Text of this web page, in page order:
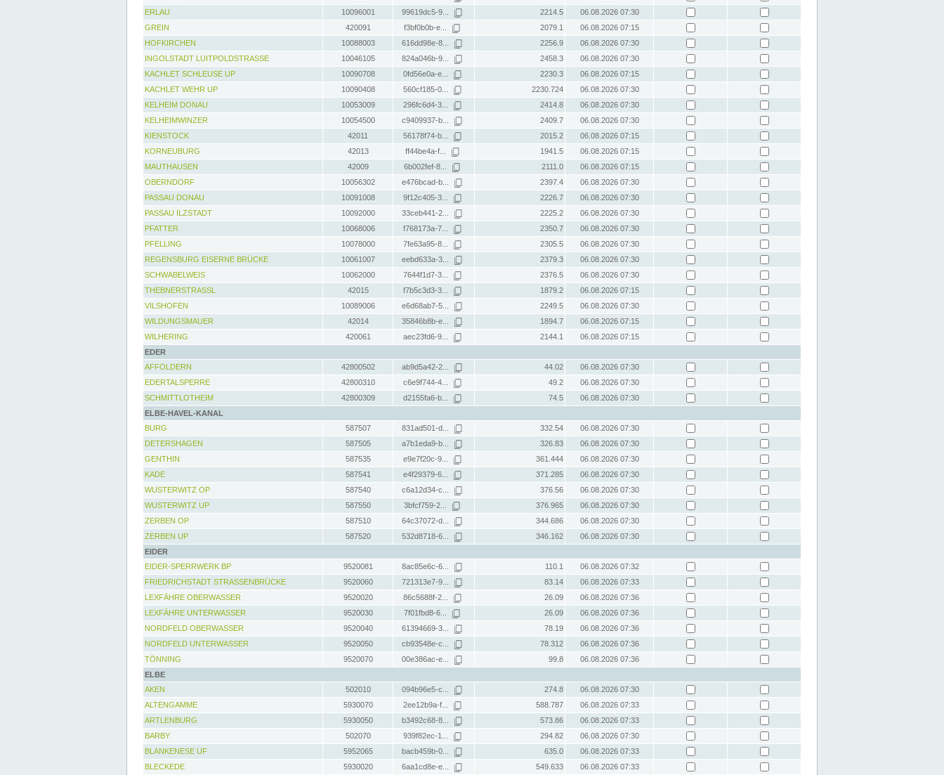
ERLAU
10096001 99619dc5-9... 2214.5
06.08.2026 07:30
GREIN
420091 f3bf0b0b-e... 2079.1
06.08.2026 07:15
HOFKIRCHEN
10088003 616dd98e-8... 2256.9
06.08.2026 07:30
INGOLSTADT LUITPOLDSTRASSE
10046105 824a046b-9... 2458.3
06.08.2026 07:30
KACHLET SCHLEUSE UP
10090708 0fd56e0a-e... 2230.3
06.08.2026 07:15
KACHLET WEHR UP
10090408 560cf185-0... 2230.724
06.08.2026 07:30
KELHEIM DONAU
10053009 296fc6d4-3... 2414.8
06.08.2026 07:30
KELHEIMWINZER
10054500 c9409937-b... 2409.7
06.08.2026 07:30
KIENSTOCK
42011 56178f74-b... 2015.2
06.08.2026 07:15
KORNEUBURG
42013 ff44be4a-f... 1941.5
06.08.2026 07:15
MAUTHAUSEN
42009 6b002fef-8... 2111.0
06.08.2026 07:15
OBERNDORF
10056302 e476bcad-b... 2397.4
06.08.2026 07:30
PASSAU DONAU
10091008 9f12c405-3... 2226.7
06.08.2026 07:30
PASSAU ILZSTADT
10092000 33ceb441-2... 2225.2
06.08.2026 07:30
PFATTER
10068006 f768173a-7... 2350.7
06.08.2026 07:30
PFELLING
10078000 7fe63a95-8... 2305.5
06.08.2026 07:30
REGENSBURG EISERNE BRÜCKE
10061007 eebd633a-3... 2379.3
06.08.2026 07:30
SCHWABELWEIS
10062000 7644f1d7-3... 2376.5
06.08.2026 07:30
THEBNERSTRASSL
42015 f7b5c3d3-3... 1879.2
06.08.2026 07:15
VILSHOFEN
10089006 e6d68ab7-5... 2249.5
06.08.2026 07:30
WILDUNGSMAUER
42014 35846b8b-e... 1894.7
06.08.2026 07:15
WILHERING
420061 aec23fd6-9... 2144.1
06.08.2026 07:15
EDER
AFFOLDERN
42800502 ab9d5a42-2... 44.02
06.08.2026 07:30
EDERTALSPERRE
42800310 c6e9f744-4... 49.2
06.08.2026 07:30
SCHMITTLOTHEIM
42800309 d2155fa6-b... 74.5
06.08.2026 07:30
ELBE-HAVEL-KANAL
BURG
587507 831ad501-d... 332.54
06.08.2026 07:30
DETERSHAGEN
587505 a7b1eda9-b... 326.83
06.08.2026 07:30
GENTHIN
587535 e9e7f20c-9... 361.444
06.08.2026 07:30
KADE
587541 e4f29379-6... 371.285
06.08.2026 07:30
WUSTERWITZ OP
587540 c6a12d34-c... 376.56
06.08.2026 07:30
WUSTERWITZ UP
587550 3bfcf759-2... 376.965
06.08.2026 07:30
ZERBEN OP
587510 64c37072-d... 344.686
06.08.2026 07:30
ZERBEN UP
587520 532d8718-6... 346.162
06.08.2026 07:30
EIDER
EIDER-SPERRWERK BP
9520081 8ac85e6c-6... 110.1
06.08.2026 07:32
FRIEDRICHSTADT STRASSENBRÜCKE
9520060 721313e7-9... 83.14
06.08.2026 07:33
LEXFÄHRE OBERWASSER
9520020 86c5688f-2... 26.09
06.08.2026 07:36
LEXFÄHRE UNTERWASSER
9520030 7f01fbd8-6... 26.09
06.08.2026 07:36
NORDFELD OBERWASSER
9520040 61394669-3... 78.19
06.08.2026 07:36
NORDFELD UNTERWASSER
9520050 cb93548e-c... 78.312
06.08.2026 07:36
TÖNNING
9520070 00e386ac-e... 99.8
06.08.2026 07:36
ELBE
AKEN
502010 094b96e5-c... 274.8
06.08.2026 07:30
ALTENGAMME
5930070 2ee12b9a-f... 588.787
06.08.2026 07:33
ARTLENBURG
5930050 b3492c68-8... 573.86
06.08.2026 07:33
BARBY
502070 939f82ec-1... 294.82
06.08.2026 07:30
BLANKENESE UF
5952065 bacb459b-0... 635.0
06.08.2026 07:33
BLECKEDE
5930020 6aa1cd8e-e... 549.633
06.08.2026 07:33